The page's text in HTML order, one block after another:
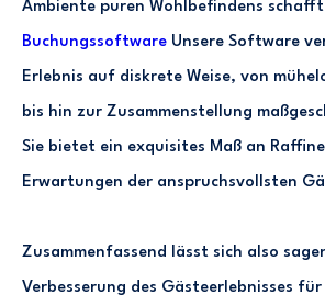
Ambiente puren Wohlbefindens
Buchungssoftware Unsere Software
Erlebnis auf diskrete Weise, von
bis hin zur Zusammenstellung
Sie bietet ein exquisites Maß an
Erwartungen der anspruchsvollsten
Zusammenfassend lässt sich also
Verbesserung des Gästeerlebnisses